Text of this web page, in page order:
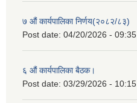
७ औं कार्यपालिका निर्णय(२०८२/८३)
Post date: 04/20/2026 - 09:35
६ औं कार्यपालिका बैठक।
Post date: 03/29/2026 - 10:15